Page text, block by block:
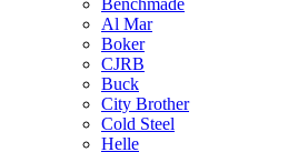
Benchmade
Al Mar
Boker
CJRB
Buck
City Brother
Cold Steel
Helle